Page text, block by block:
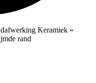
Keramiek »
rand